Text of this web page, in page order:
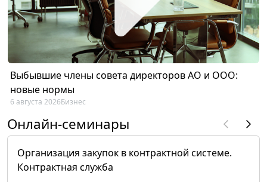
Выбывшие члены совета директоров АО и ООО:
новые нормы
6 августа 2026Бизнес
Онлайн-семинары
Организация закупок в контрактной системе.
Контрактная служба